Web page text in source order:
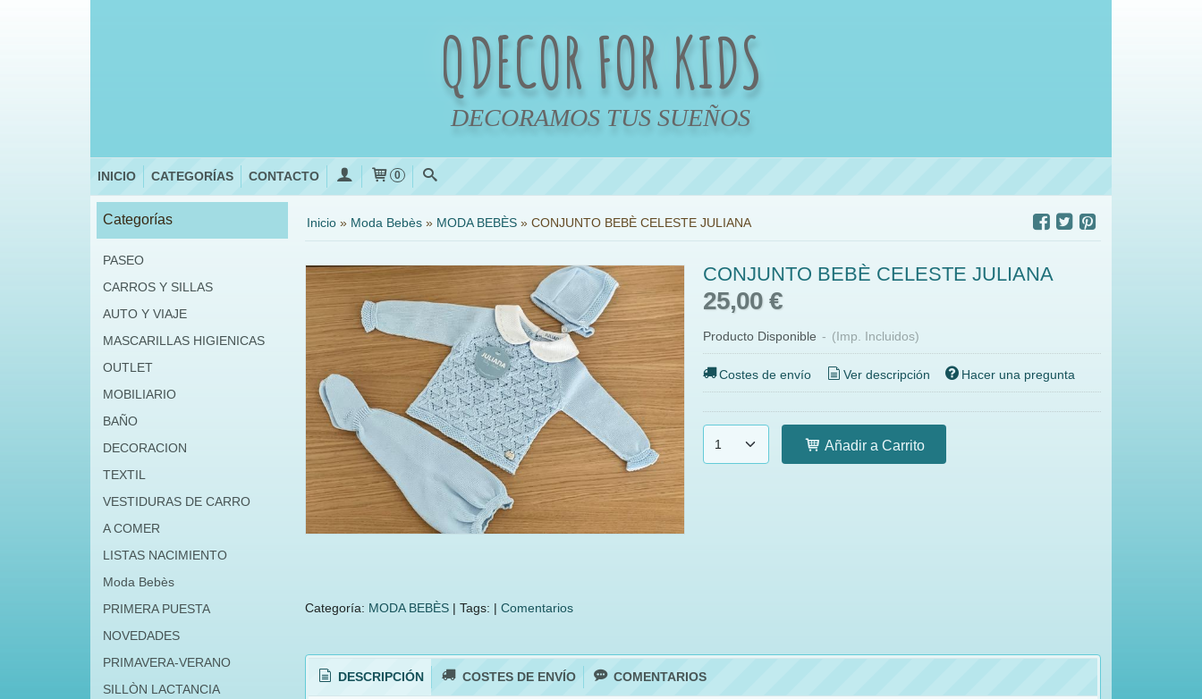
QDECOR FOR KIDS
DECORAMOS TUS SUEÑOS
INICIO CATEGORÍAS CONTACTO 0
Categorías
PASEO
CARROS Y SILLAS
AUTO Y VIAJE
MASCARILLAS HIGIENICAS
OUTLET
MOBILIARIO
BAÑO
DECORACION
TEXTIL
VESTIDURAS DE CARRO
A COMER
LISTAS NACIMIENTO
Moda Bebès
PRIMERA PUESTA
NOVEDADES
PRIMAVERA-VERANO
SILLÒN LACTANCIA
Inicio» Moda Bebès» MODA BEBÈS» CONJUNTO BEBÈ CELESTE JULIANA
CONJUNTO BEBÈ CELESTE JULIANA
25,00 €
Producto Disponible - (Imp. Incluidos)
Costes de envío Ver descripción Hacer una pregunta
Añadir a Carrito
Categoría: MODA BEBÈS| Tags: | Comentarios
DESCRIPCIÓN COSTES DE ENVÍO COMENTARIOS